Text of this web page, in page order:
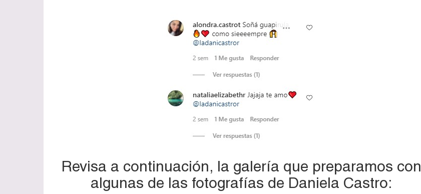
Revisa a continuación, la galería que preparamos con
algunas de las fotografías de Daniela Castro: